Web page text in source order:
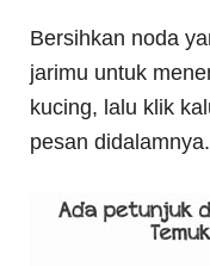
Bersihkan noda
jarimu untuk
kucing, lalu klik
pesan didalamnya.